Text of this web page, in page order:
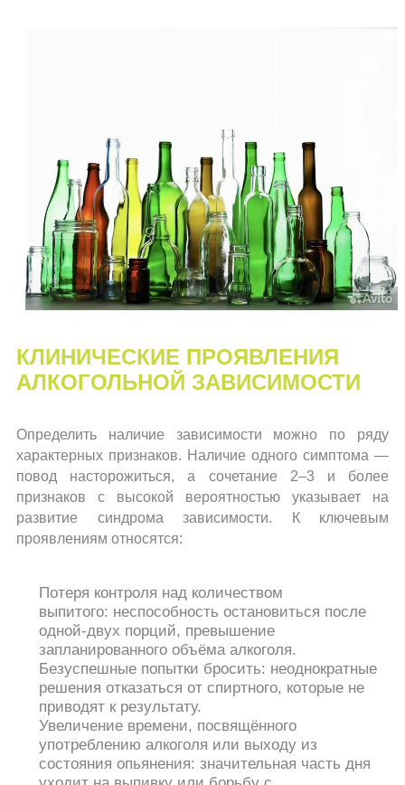
КЛИНИЧЕСКИЕ ПРОЯВЛЕНИЯ
АЛКОГОЛЬНОЙ ЗАВИСИМОСТИ
Определить наличие зависимости можно по ряду
характерных признаков. Наличие одного симптома —
повод насторожиться, а сочетание 2–3 и более
признаков с высокой вероятностью указывает на
развитие синдрома зависимости. К ключевым
проявлениям относятся:
Потеря контроля над количеством
выпитого: неспособность остановиться после
одной-двух порций, превышение
запланированного объёма алкоголя.
Безуспешные попытки бросить: неоднократные
решения отказаться от спиртного, которые не
приводят к результату.
Увеличение времени, посвящённого
употреблению алкоголя или выходу из
состояния опьянения: значительная часть дня